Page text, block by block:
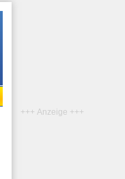
+++ Anzeige +++